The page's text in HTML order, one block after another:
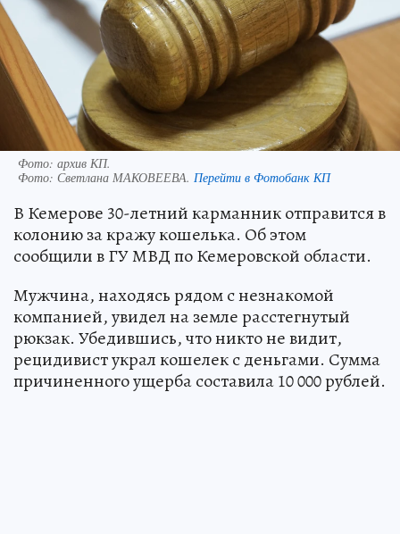
Фото: архив КП.
Фото: Светлана МАКОВЕЕВА. Перейти в Фотобанк КП
В Кемерове 30-летний карманник отправится в
колонию за кражу кошелька. Об этом
сообщили в ГУ МВД по Кемеровской области.
Мужчина, находясь рядом с незнакомой
компанией, увидел на земле расстегнутый
рюкзак. Убедившись, что никто не видит,
рецидивист украл кошелек с деньгами. Сумма
причиненного ущерба составила 10 000 рублей.